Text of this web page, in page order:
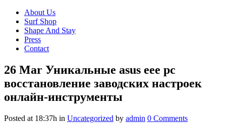
About Us
Surf Shop
Shape And Stay
Press
Contact
26 Mar Уникальные asus eee pc
восстановление заводских настроек
онлайн-инструменты
Posted at 18:37h in Uncategorized by admin 0 Comments